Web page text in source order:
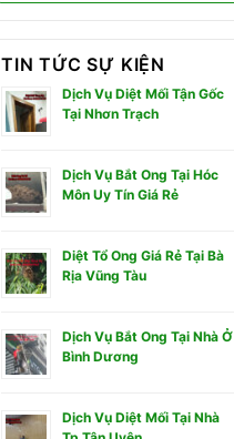
TIN TỨC SỰ KIỆN
Dịch Vụ Diệt Mối Tận Gốc
Tại Nhơn Trạch
Dịch Vụ Bắt Ong Tại Hóc
Môn Uy Tín Giá Rẻ
Diệt Tổ Ong Giá Rẻ Tại Bà
Rịa Vũng Tàu
Dịch Vụ Bắt Ong Tại Nhà Ở
Bình Dương
Dịch Vụ Diệt Mối Tại Nhà